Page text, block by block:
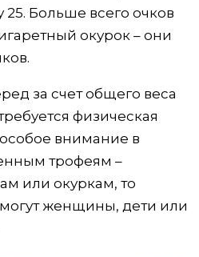
25. Больше всего очков
окурок – они
за счет общего веса
физическая
внимание в
трофеям –
или окуркам, то
женщины, дети или